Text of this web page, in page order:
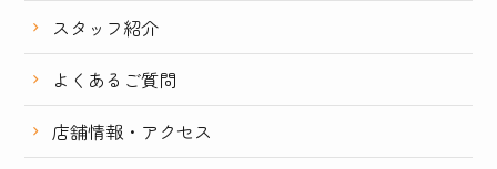
スタッフ紹介
よくあるご質問
店舗情報・アクセス